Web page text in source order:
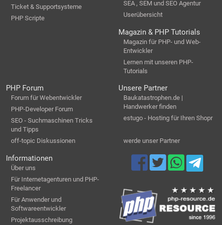
Ticket & Supportsysteme
PHP Scripte
SEA , SEM und SEO Agentur
Userübersicht
Magazin & PHP Tutorials
Magazin für PHP- und Web-
Entwickler
Lernen mit unseren PHP-
Tutorials
PHP Forum
Forum für Webentwickler
PHP-Developer Forum
SEO - Suchmaschinen Tricks
und Tipps
off-topic Diskussionen
Unsere Partner
Baukatastrophen.de |
Handwerker finden
estugo - Hosting für Ihren Shopr
werde unser Partner
Informationen
Über uns
Für Internetagenturen und PHP-
Freelancer
Für Anwender und
Softwareentwickler
Projektausschreibung